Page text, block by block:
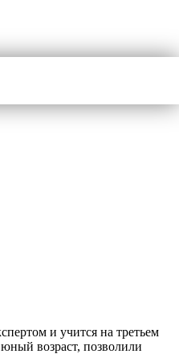
и учится на третьем
возраст, позволили